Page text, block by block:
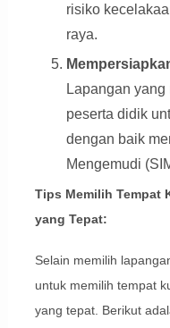
risiko
raya.
Lapangan
peserta didik
dengan baik
Mengemudi
Tips Memilih Tempat
yang Tepat:
Selain memilih
untuk memilih tempat
yang tepat. Berikut